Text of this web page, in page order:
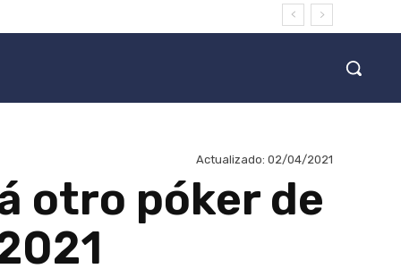
Actualizado: 02/04/2021
otro póker de